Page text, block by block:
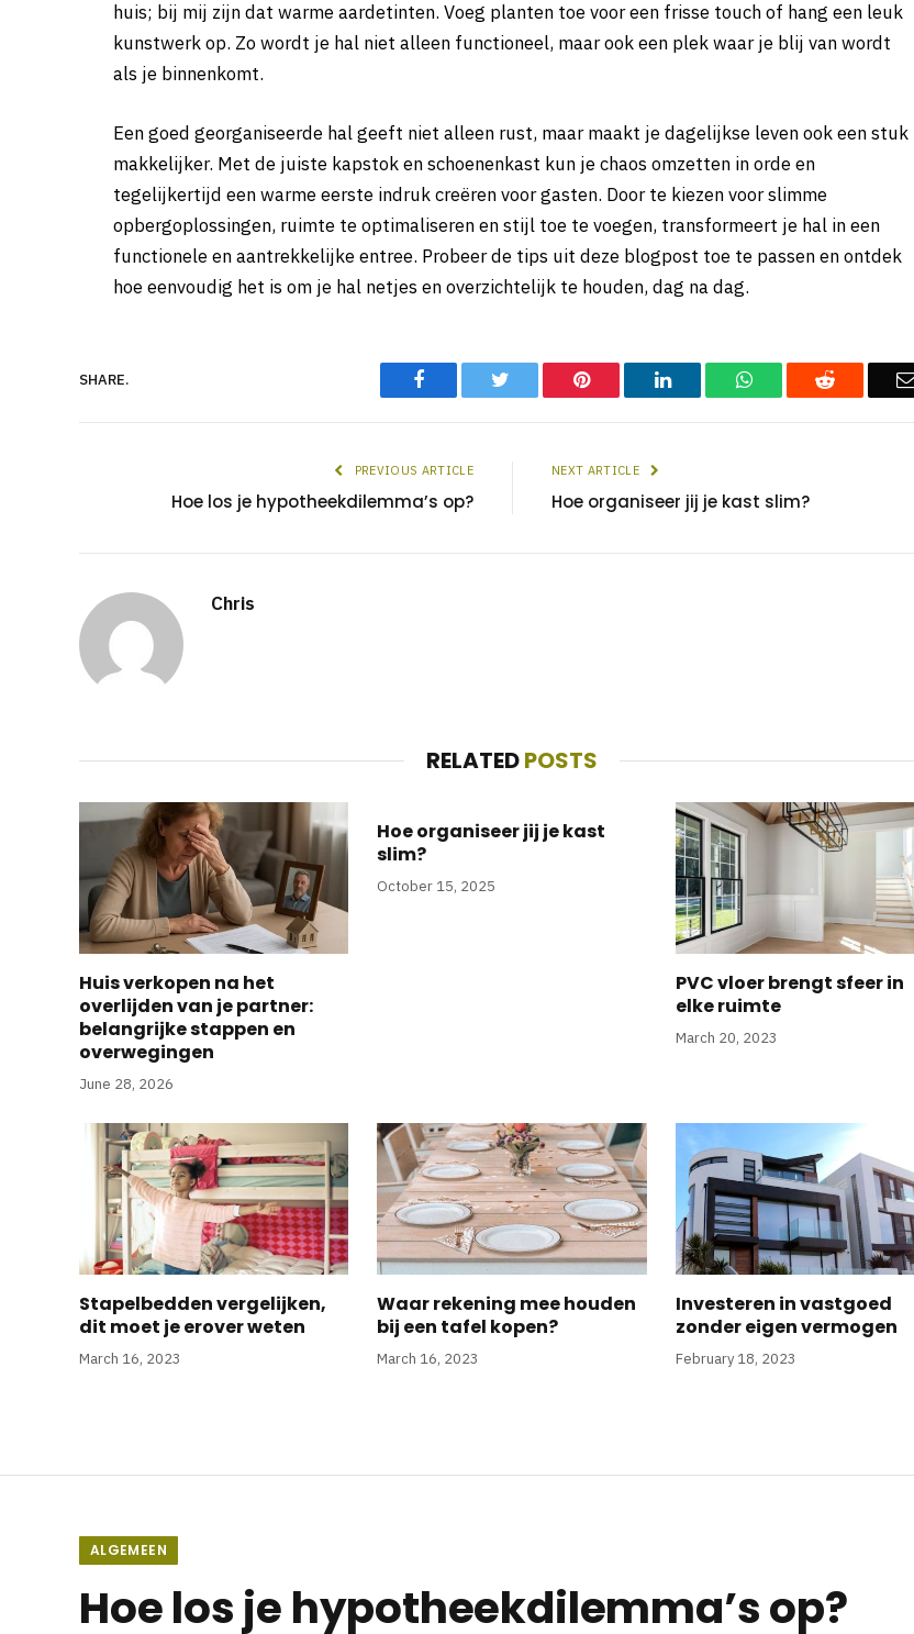
huis; bij mij zijn dat warme aardetinten. Voeg planten toe voor een frisse touch of hang een leuk
kunstwerk op. Zo wordt je hal niet alleen functioneel, maar ook een plek waar je blij van wordt
als je binnenkomt.
Een goed georganiseerde hal geeft niet alleen rust, maar maakt je dagelijkse leven ook een stuk
makkelijker. Met de juiste kapstok en schoenenkast kun je chaos omzetten in orde en
tegelijkertijd een warme eerste indruk creëren voor gasten. Door te kiezen voor slimme
opbergoplossingen, ruimte te optimaliseren en stijl toe te voegen, transformeert je hal in een
functionele en aantrekkelijke entree. Probeer de tips uit deze blogpost toe te passen en ontdek
hoe eenvoudig het is om je hal netjes en overzichtelijk te houden, dag na dag.
SHARE. Facebook Twitter Pinterest LinkedIn WhatsAppReddit
PREVIOUS ARTICLE
Hoe los je hypotheekdilemma’s op?
NEXT ARTICLE
Hoe organiseer jij je kast slim?
Chris
RELATEDPOSTS
Huis verkopen na het
overlijden van je partner:
belangrijke stappen en
overwegingen
June 28, 2026
Hoe organiseer jij je kast
slim?
October 15, 2025
PVC vloer brengt sfeer in
elke ruimte
March 20, 2023
Stapelbedden vergelijken,
dit moet je erover weten
March 16, 2023
Waar rekening mee houden
bij een tafel kopen?
March 16, 2023
Investeren in vastgoed
zonder eigen vermogen
February 18, 2023
ALGEMEEN
Hoe los je hypotheekdilemma’s op?